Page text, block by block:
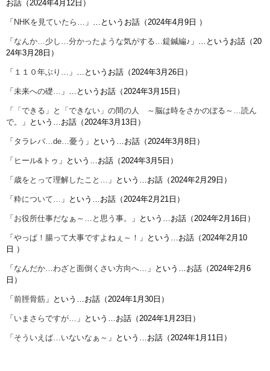
お話（2024年4月12日）
「 NHKを見ていたら… 」…というお話（2024年4月9日 ）
「 なんか…少し…分かったような気がする…鍉鍼編♪ 」…というお話（20
24年3月28日）
「 １１０年ぶり… 」…というお話（2024年3月26日）
「 未来への礎… 」…というお話（2024年3月15日）
「
「できる」と「できない」の間の人 ～脳は時をさかのぼる～…読ん
で。
」という…お話（2024年3月13日）
「 タラレバ…de…憂う 」という…お話（2024年3月8日）
「 ヒール&トゥ 」という…お話（2024年3月5日）
「 歳をとって理解したこと… 」という…お話（2024年2月29日）
「 粋について… 」という…お話（2024年2月21日）
「 お役所仕事だなぁ～…と思う事。 」という…お話（2024年2月16日）
「 やっぱ！腸って大事ですよねぇ～！ 」という…お話（2024年2月10
日 ）
「 なんだか…わざと面倒くさい方向へ… 」という…お話（2024年2月6
日）
「 前脛骨筋 」という…お話（2024年1月30日）
「 いまさらですが… 」という…お話（2024年1月23日）
「 そういえば…いないなぁ～ 」という…お話（2024年1月11日）